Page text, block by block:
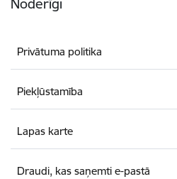
Noderīgi
Privātuma politika
Piekļūstamība
Lapas karte
Draudi, kas saņemti e-pastā